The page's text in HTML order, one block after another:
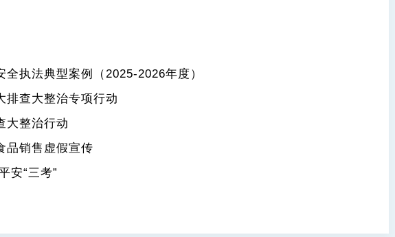
执法典型案例（2025-2026年度）
排查大整治专项行动
大整治行动
品销售虚假宣传
安“三考”